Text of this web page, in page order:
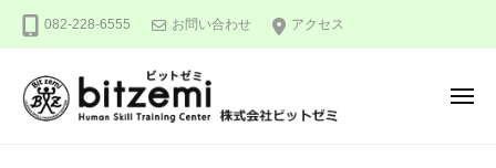
082-228-6555 お問い合わせ アクセス
メ
会
社
ビ